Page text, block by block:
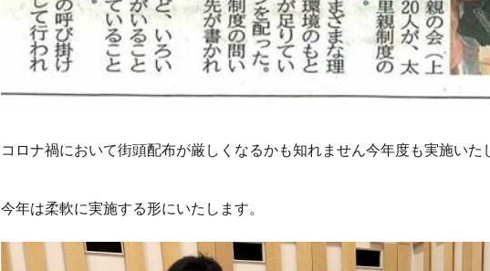
コロナ禍において街頭配布が厳しくなるかも知れません今年度も実施いた
今年は柔軟に実施する形にいたします。